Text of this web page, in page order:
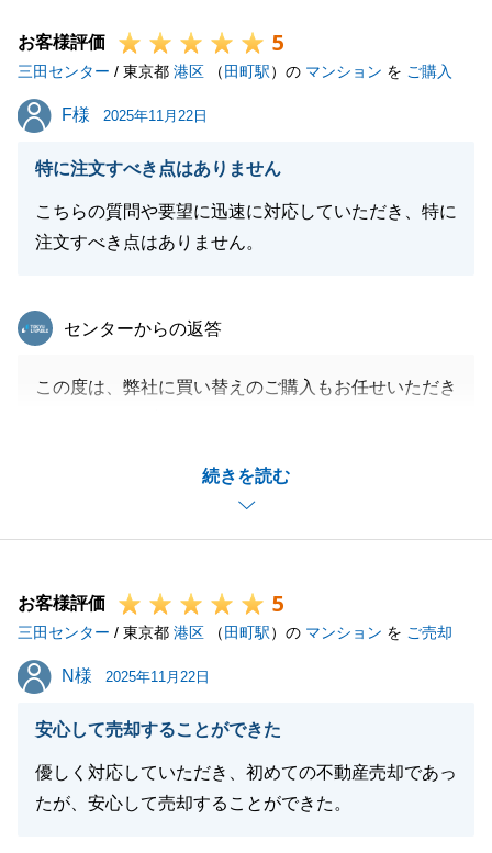
お客様評価 5
三田センター / 東京都 港区 （ 田町駅）の マンション を ご購入
F様
F様 2025年11月22日
特に注文すべき点はありません
こちらの質問や要望に迅速に対応していただき、特に
注文すべき点はありません。
続きを読む
東急リバブル
センターからの返答
この度は、弊社に買い替えのご購入もお任せいただき
で、スケジュールを早めることができました。
ありがとうございました。これから長いお付き合いに
なりますので、引き続きどうぞよろしくお願い申し上
お客様評価 5
三田センター / 東京都 港区 （ 田町駅）の マンション を ご売却
N様
N様 2025年11月22日
安心して売却することができた
優しく対応していただき、初めての不動産売却であっ
たが、安心して売却することができた。